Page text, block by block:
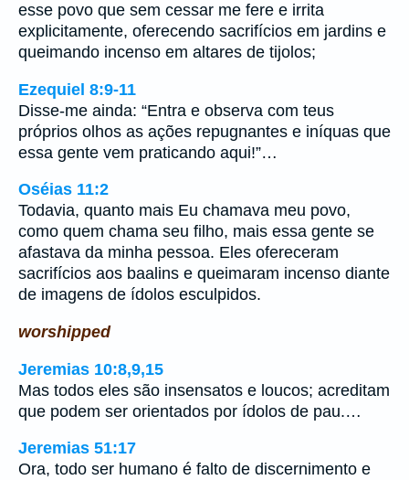
esse povo que sem cessar me fere e irrita
explicitamente, oferecendo sacrifícios em jardins e
queimando incenso em altares de tijolos;
Ezequiel 8:9-11
Disse-me ainda: “Entra e observa com teus
próprios olhos as ações repugnantes e iníquas que
essa gente vem praticando aqui!”…
Oséias 11:2
Todavia, quanto mais Eu chamava meu povo,
como quem chama seu filho, mais essa gente se
afastava da minha pessoa. Eles ofereceram
sacrifícios aos baalins e queimaram incenso diante
de imagens de ídolos esculpidos.
worshipped
Jeremias 10:8,9,15
Mas todos eles são insensatos e loucos; acreditam
que podem ser orientados por ídolos de pau.…
Jeremias 51:17
Ora, todo ser humano é falto de discernimento e